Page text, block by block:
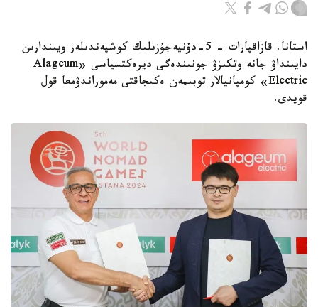
استانا. قازاقپارات - 5-دۇنيەجۇزىلىك كوشپەندىلەر ويىندارىن
دايىنداۋ جانە وتكىزۋ جونىندەگى ديرەكتسياسى «Alageum
Electric» كومپانيالار توبىمەن ەكىجاقتى مەموراندۋمعا قول
قويدى.